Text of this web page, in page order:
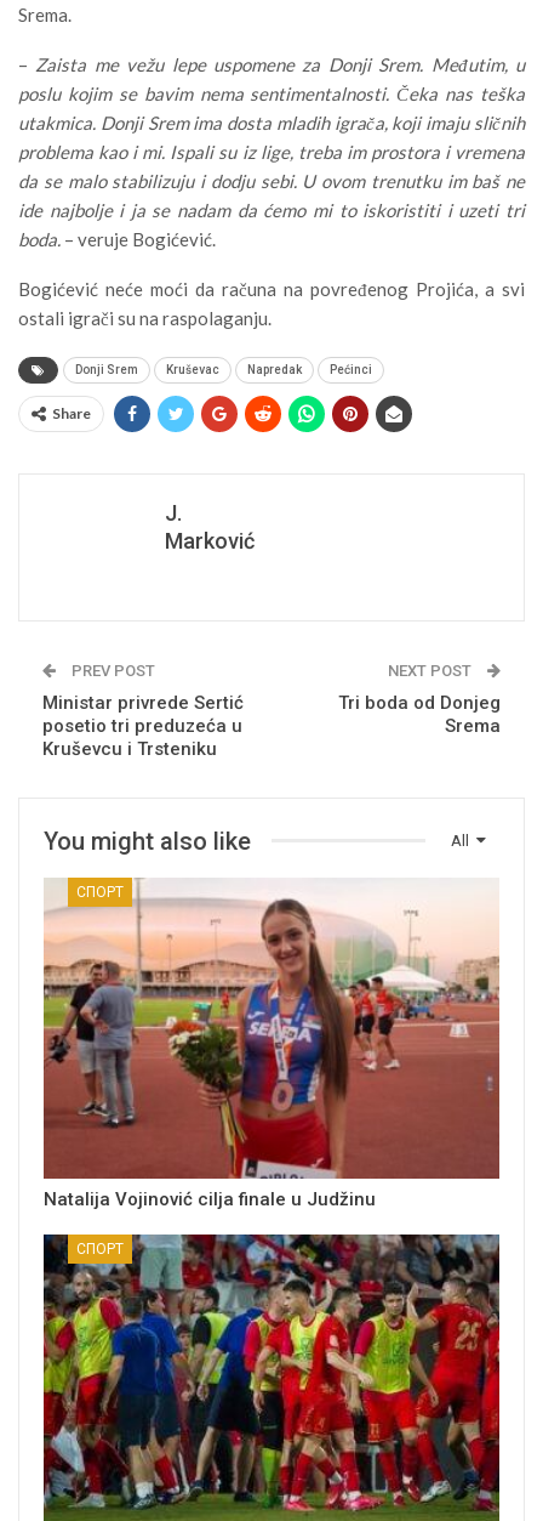
Srema.
– Zaista me vežu lepe uspomene za Donji Srem. Međutim, u
poslu kojim se bavim nema sentimentalnosti. Čeka nas teška
utakmica. Donji Srem ima dosta mladih igrača, koji imaju sličnih
problema kao i mi. Ispali su iz lige, treba im prostora i vremena
da se malo stabilizuju i dodju sebi. U ovom trenutku im baš ne
ide najbolje i ja se nadam da ćemo mi to iskoristiti i uzeti tri
boda. – veruje Bogićević.
Bogićević neće moći da računa na povređenog Projića, a svi
ostali igrači su na raspolaganju.
Donji Srem Kruševac Napredak Pećinci
Share
J.
Marković
PREV POST
Ministar privrede Sertić
posetio tri preduzeća u
Kruševcu i Trsteniku
NEXT POST
Tri boda od Donjeg
Srema
All
You might also like
СПОРТ
Natalija Vojinović cilja finale u Judžinu
СПОРТ